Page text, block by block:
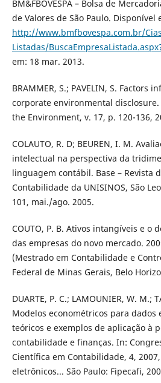
BM&FBOVESPA – Bolsa de
de Valores de São Paulo. Disponível
http://www.bmfbovespa.com.br/
Listadas/
em: 18 mar. 2013.
BRAMMER, S.; PAVELIN, S.
corporate environmental
the Environment, v. 17, p. 120-136,
COLAUTO, R. D; BEUREN, I. M.
intelectual na perspectiva da
linguagem contábil. Base – Revista
Contabilidade da UNISINOS, São
101, mai./ago. 2005.
COUTO, P. B. Ativos intangíveis e o
das empresas do novo mercado.
(Mestrado em Contabilidade e
Federal de Minas Gerais, Belo
DUARTE, P. C.; LAMOUNIER, W. M.;
Modelos econométricos para dados
teóricos e exemplos de aplicação à
contabilidade e finanças. In:
Científica em Contabilidade, 4,
eletrônicos... São Paulo: Fipecafi,